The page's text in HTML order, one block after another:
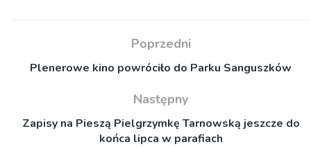
Poprzedni
Plenerowe kino powróciło do Parku Sanguszków
Następny
Zapisy na Pieszą Pielgrzymkę Tarnowską jeszcze do
końca lipca w parafiach